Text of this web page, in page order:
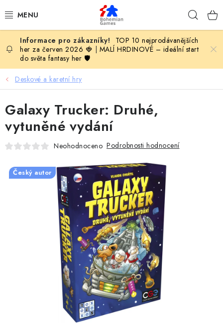
na
KOMPLETNÍ NABÍDKA HER
PODLE VĚKU
BLOG
VYDAVATELSTVÍ DESKOVÝCH HER
OLOHRANÍ
DESKOHERNÍ KLUBY, DDM, KNIHOVNY A JINÉ
ZÁJMOVÉ ORGANIZACE
ZÁKLADNÍ A MATEŘSKÉ ŠKOLY, STŘEDNÍ ŠKOLY A
JINÁ VZDĚLÁVACÍ ZAŘÍZENÍ
Obchodní podmínky
Doprava a platba
Podmínky ochrany osobních údajů
TOP 10 nejprodávanějších
her za červen 2026 🍓
MALÍ HRDINOVÉ – ideální start
do světa fantasy her 🛡️
Deskové a karetní hry
Galaxy Trucker: Druhé,
vytuněné vydání
Neohodnoceno Podrobnosti hodnocení
Český autor